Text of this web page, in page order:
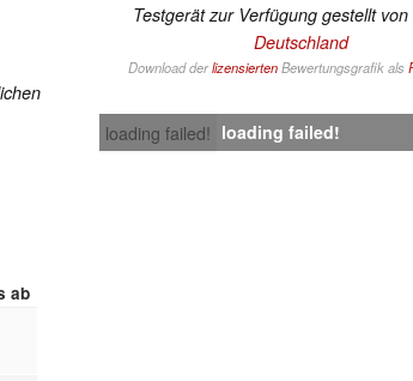
Testgerät zur Verfügung gestellt von
Deutschland
Download derlizensiertenBewertungsgrafik als
loading failed! loading failed!
ab